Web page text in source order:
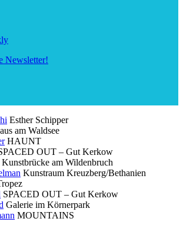
Newsletter!
Esther Schipper
am Waldsee
HAUNT
OUT – Gut Kerkow
Kunstbrücke am Wildenbruch
Kunstraum Kreuzberg/Bethanien
SPACED OUT – Gut Kerkow
Galerie im Körnerpark
MOUNTAINS